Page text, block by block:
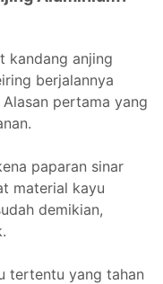
kandang anjing
berjalannya
pertama yang
paparan sinar
material kayu
demikian,
tertentu yang tahan